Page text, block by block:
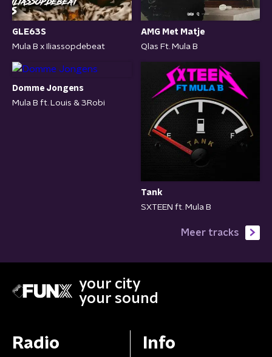
GLE63S
Mula B x Iliassopdebeat
AMG Met Matje
Qlas Ft. Mula B
Domme Jongens
Mula B ft. Louis & 3Robi
Tank
SXTEEN ft. Mula B
Meer tracks
your city
your sound
Radio Info